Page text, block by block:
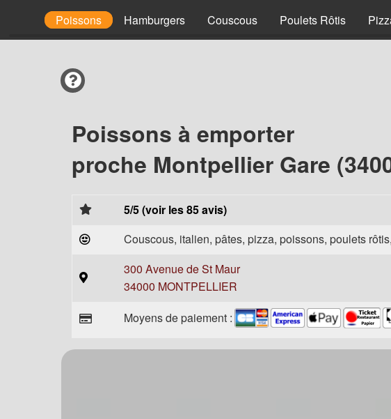
Poissons Hamburgers Couscous Poulets Rôtis
Poissons à emporter
proche Montpellier Gare
5/5 (voir les 85 avis)
Couscous, italien, pâtes, pizza, poissons, poulets
300 Avenue de St Maur
34000 MONTPELLIER
Moyens de paiement :